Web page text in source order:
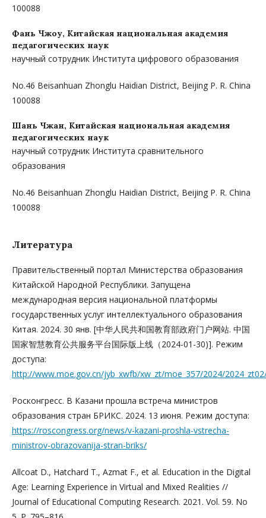
100088
Фань Чжоу, Китайская национальная академия
педагогических наук
научный сотрудник Института цифрового образования
No.46 Beisanhuan Zhonglu Haidian District, Beijing P. R. China
100088
Шань Чжан, Китайская национальная академия
педагогических наук
научный сотрудник Института сравнительного
образования
No.46 Beisanhuan Zhonglu Haidian District, Beijing P. R. China
100088
Литература
Правительственный портал Министерства образования
Китайской Народной Республики. Запущена
международная версия национальной платформы
государственных услуг интеллектуального образования
Китая. 2024. 30 янв. [中华人民共和国教育部政府门户网站. 中国
国家智慧教育公共服务平台国际版上线（2024-01-30)]. Режим
доступа:
http://www.moe.gov.cn/jyb_xwfb/xw_zt/moe_357/2024/
Росконгресс. В Казани прошла встреча министров
образования стран БРИКС. 2024. 13 июня. Режим доступа:
https://roscongress.org/news/v-kazani-proshla-vstrecha-
ministrov-obrazovanija-stran-briks/
Allcoat D., Hatchard T., Azmat F., et al. Education in the Digital
Age: Learning Experience in Virtual and Mixed Realities //
Journal of Educational Computing Research. 2021. Vol. 59. No